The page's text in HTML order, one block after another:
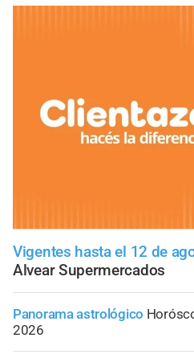
Vigentes hasta el 12 de
Alvear Supermercados
Panorama astrológico
2026